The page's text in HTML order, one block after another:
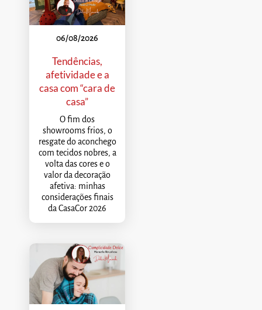
06/08/2026
Tendências,
afetividade e a
casa com “cara de
casa”
O fim dos
showrooms frios, o
resgate do aconchego
com tecidos nobres, a
volta das cores e o
valor da decoração
afetiva: minhas
considerações finais
da CasaCor 2026